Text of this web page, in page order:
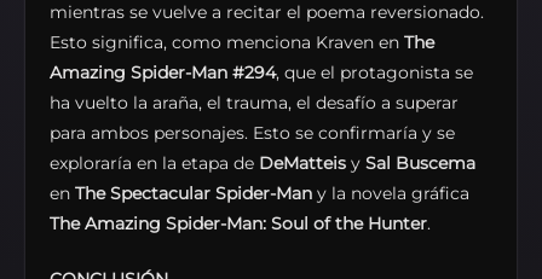
mientras se vuelve a recitar el poema reversionado.
Esto significa, como menciona Kraven en The
Amazing Spider-Man #294, que el protagonista se
ha vuelto la araña, el trauma, el desafío a superar
para ambos personajes. Esto se confirmaría y se
exploraría en la etapa de DeMatteis y Sal Buscema
en The Spectacular Spider-Man y la novela gráfica
The Amazing Spider-Man: Soul of the Hunter.